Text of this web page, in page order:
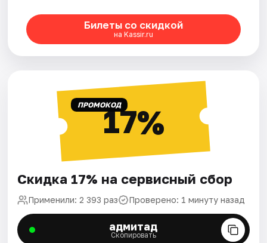
Билеты со скидкой
на Kassir.ru
ПРОМОКОД17%
Скидка 17% на сервисный сбор
Применили: 2 393 раз Проверено: 1 минуту назад
адмитад
Скопировать